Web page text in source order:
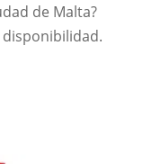
de Malta?